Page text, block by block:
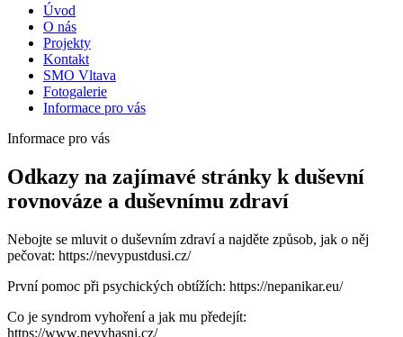
Úvod
O nás
Projekty
Kontakt
SMO Vltava
Fotogalerie
Informace pro vás
Informace pro vás
Odkazy na zajímavé stránky k duševní
rovnováze a duševnímu zdraví
Nebojte se mluvit o duševním zdraví a najděte způsob, jak o něj
pečovat: https://nevypustdusi.cz/
První pomoc při psychických obtížích: https://nepanikar.eu/
Co je syndrom vyhoření a jak mu předejít:
https://www.nevyhasni.cz/